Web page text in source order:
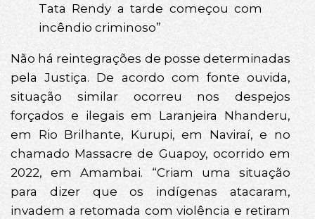
Tata Rendy a tarde começou com
incêndio criminoso”
Não há reintegrações de posse determinadas
pela Justiça. De acordo com fonte ouvida,
situação similar ocorreu nos despejos
forçados e ilegais em Laranjeira Nhanderu,
em Rio Brilhante, Kurupi, em Naviraí, e no
chamado Massacre de Guapoy, ocorrido em
2022, em Amambai. “Criam uma situação
para dizer que os indígenas atacaram,
invadem a retomada com violência e retiram